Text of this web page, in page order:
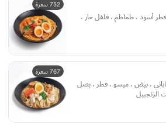
752 سعرة
أسود ، طماطم ، فلفل حار ،
767 سعرة
، بيض ، ميسو ، فطر ، بصل
الزنجبيل